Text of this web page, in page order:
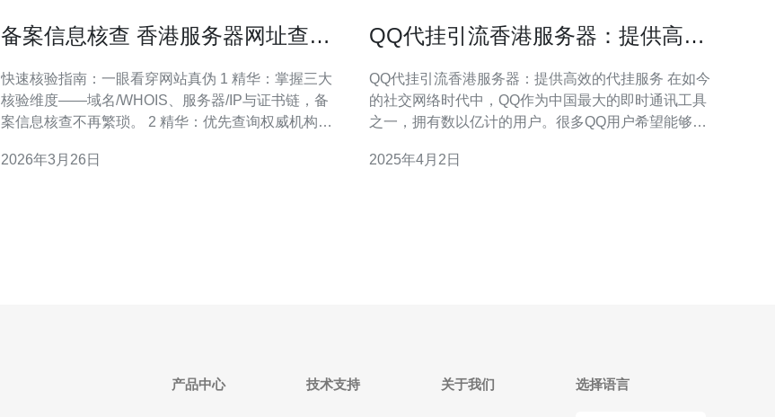
备案信息核查 香港服务器网址查询
快速核验指南：一眼看穿网站真伪 1 精华：掌握三大
核验维度——域名/WHOIS、服务器/IP与证书链，备
案信息核查不再繁琐。 2 精华：优先查询权威机构官
Registry），证据链才可靠。 3 精华：浏览器+线上扫
2026年3月26日
QQ代挂引流香港服务器：提供高效
QQ代挂引流香港服务器：提供高效的代挂服务 在如今
的社交网络时代中，QQ作为中国最大的即时通讯工具
之一，拥有数以亿计的用户。很多QQ用户希望能够通
一个高效可靠的代挂服务并不容易。本文介绍了QQ代
2025年4月2日
产品中心 技术支持 关于我们 选择语言